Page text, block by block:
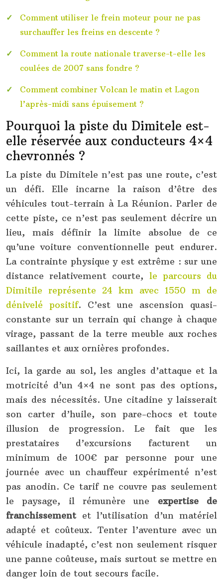
Comment utiliser le frein moteur pour ne pas
surchauffer les freins en descente ?
Comment la route nationale traverse-t-elle les
coulées de 2007 sans fondre ?
Comment combiner Volcan le matin et Lagon
l’après-midi sans épuisement ?
Pourquoi la piste du Dimitele est-
elle réservée aux conducteurs 4×4
chevronnés ?
La piste du Dimitele n’est pas une route, c’est
un défi. Elle incarne la raison d’être des
véhicules tout-terrain à La Réunion. Parler de
cette piste, ce n’est pas seulement décrire un
lieu, mais définir la limite absolue de ce
qu’une voiture conventionnelle peut endurer.
La contrainte physique y est extrême : sur une
distance relativement courte, le parcours du
Dimitile représente 24 km avec 1550 m de
dénivelé positif. C’est une ascension quasi-
constante sur un terrain qui change à chaque
virage, passant de la terre meuble aux roches
saillantes et aux ornières profondes.
Ici, la garde au sol, les angles d’attaque et la
motricité d’un 4×4 ne sont pas des options,
mais des nécessités. Une citadine y laisserait
son carter d’huile, son pare-chocs et toute
illusion de progression. Le fait que les
prestataires d’excursions facturent un
minimum de 100€ par personne pour une
journée avec un chauffeur expérimenté n’est
pas anodin. Ce tarif ne couvre pas seulement
le paysage, il rémunère une expertise de
franchissementet l’utilisation d’un matériel
adapté et coûteux. Tenter l’aventure avec un
véhicule inadapté, c’est non seulement risquer
une panne coûteuse, mais surtout se mettre en
danger loin de tout secours facile.